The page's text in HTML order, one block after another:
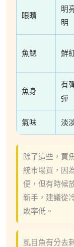
眼睛
明
明
魚鰓 鮮
魚身
有
彈
氣味 淡
除了這些，買
統市場買，因
便，但有時候
新手，建議從
敗率低。
虱目魚有分去